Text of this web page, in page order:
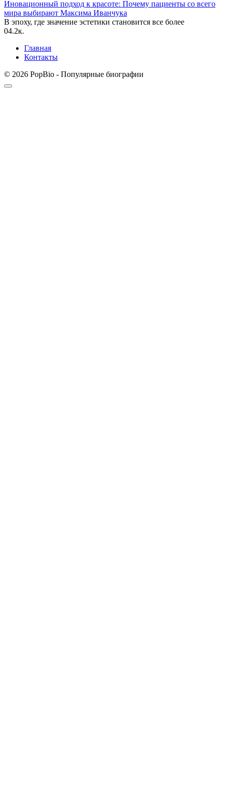
Иновационный подход к красоте: Почему пациенты со всего
мира выбирают Максима Иванчука
В эпоху, где значение эстетики становится все более
04.2к.
Главная
Контакты
© 2026 PopBio - Популярные биографии